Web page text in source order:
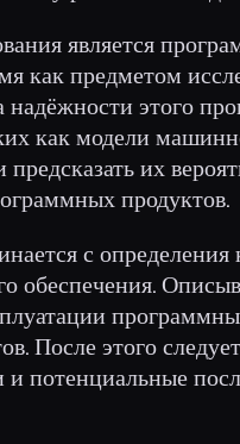
является
как предметом
надёжности этого
как модели
их
продуктов.
с
обеспечения.
После этого
потенциальные